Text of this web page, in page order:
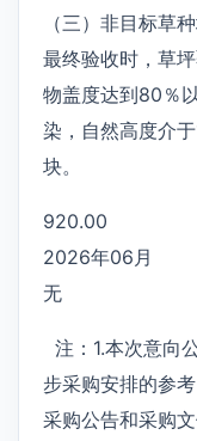
（三）非目标草
最终验收时，草
物盖度达到80％
染，自然高度介
块。
920.00
2026年06月
无
注：1.本次意向
步采购安排的参
采购公告和采购文